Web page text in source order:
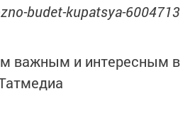
budet-kupatsya-6004713
важным и интересным в